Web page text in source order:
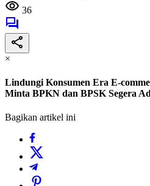
36
×
Lindungi Konsumen Era E-
Minta BPKN dan BPSK Segera
Bagikan artikel ini